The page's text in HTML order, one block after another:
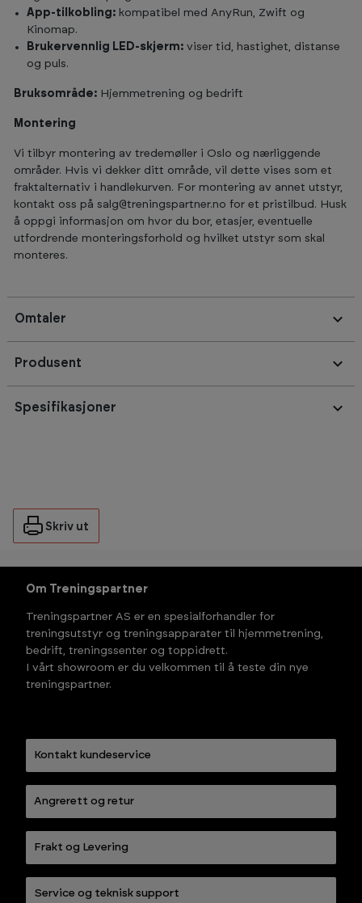
App-tilkobling: kompatibel med AnyRun, Zwift og
Kinomap.
Brukervennlig LED-skjerm: viser tid, hastighet, distanse
og puls.
Bruksområde: Hjemmetrening og bedrift
Montering
Vi tilbyr montering av tredemøller i Oslo og nærliggende
områder. Hvis vi dekker ditt område, vil dette vises som et
fraktalternativ i handlekurven. For montering av annet utstyr,
kontakt oss på salg@treningspartner.no for et pristilbud. Husk
å oppgi informasjon om hvor du bor, etasjer, eventuelle
utfordrende monteringsforhold og hvilket utstyr som skal
monteres.
Omtaler
Spesifikasjoner
Produsent
Skriv ut
Om Treningspartner
Treningspartner AS er en spesialforhandler for
treningsutstyr og treningsapparater til hjemmetrening,
bedrift, treningssenter og toppidrett.
I vårt showroom er du velkommen til å teste din nye
treningspartner.
Kontakt kundeservice
Angrerett og retur
Frakt og Levering
Service og teknisk support